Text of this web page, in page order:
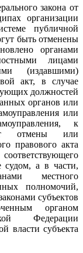
закона от
организации
публичной
быть отменены
органами
лицами
(издавшими)
акт, в случае
должностей
органов или
или
к
отмены или
правового акта
судом, а в части,
местного
полномочий,
субъектов
органом
Федерации
власти субъекта